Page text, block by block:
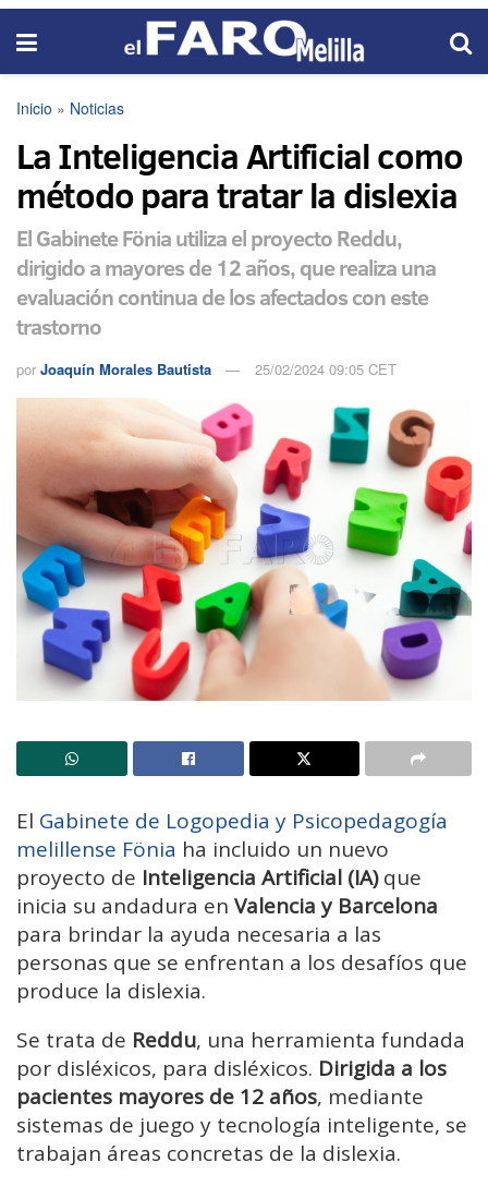
Inicio » Noticias
La Inteligencia Artificial como
método para tratar la dislexia
El Gabinete Fönia utiliza el proyecto Reddu,
dirigido a mayores de 12 años, que realiza una
evaluación continua de los afectados con este
trastorno
por Joaquín Morales Bautista 25/02/2024 09:05 CET
El Gabinete de Logopedia y Psicopedagogía
melillense Fönia ha incluido un nuevo
proyecto de Inteligencia Artificial (IA)que
inicia su andadura en Valencia y Barcelona
para brindar la ayuda necesaria a las
personas que se enfrentan a los desafíos que
produce la dislexia.
Se trata de Reddu, una herramienta fundada
por disléxicos, para disléxicos. Dirigida a los
pacientes mayores de 12 años, mediante
sistemas de juego y tecnología inteligente, se
trabajan áreas concretas de la dislexia.